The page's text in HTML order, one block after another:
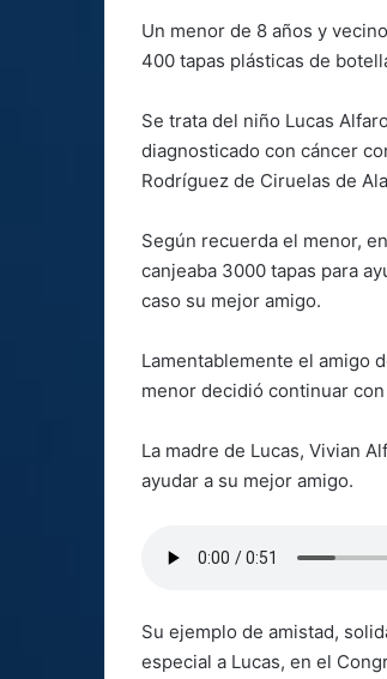
Un menor de 8 años y
400 tapas plásticas de
Se trata del niño Lucas
diagnosticado con cáncer
Rodríguez de Ciruelas de
Según recuerda el menor,
canjeaba 3000 tapas para
caso su mejor amigo.
Lamentablemente el amigo
menor decidió continuar
La madre de Lucas, Vivian
ayudar a su mejor amigo.
Su ejemplo de amistad,
especial a Lucas, en el